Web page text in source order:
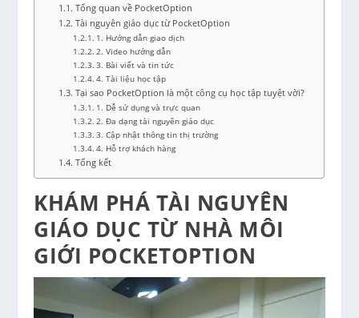
Tổng quan về PocketOption
Tài nguyên giáo dục từ PocketOption
1. Hướng dẫn giao dịch
2. Video hướng dẫn
3. Bài viết và tin tức
4. Tài liệu học tập
Tại sao PocketOption là một công cụ học tập tuyệt vời?
1. Dễ sử dụng và trực quan
2. Đa dạng tài nguyên giáo dục
3. Cập nhật thông tin thị trường
4. Hỗ trợ khách hàng
Tổng kết
KHÁM PHÁ TÀI NGUYÊN
GIÁO DỤC TỪ NHÀ MÔI
GIỚI POCKETOPTION